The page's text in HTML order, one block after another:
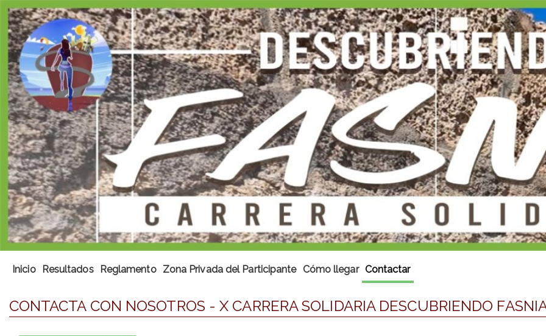
Inicio Resultados Reglamento Zona Privada del Participante Cómo llegar Contactar
CONTACTA CON NOSOTROS - X CARRERA SOLIDARIA DESCUBRIENDO